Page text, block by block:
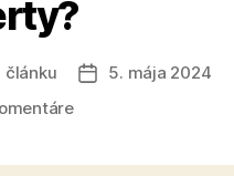
článku
Dátum
5. mája 2024
na